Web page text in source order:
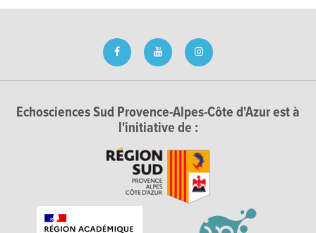
Echosciences Sud Provence-Alpes-Côte d'Azur est à
l'initiative de :